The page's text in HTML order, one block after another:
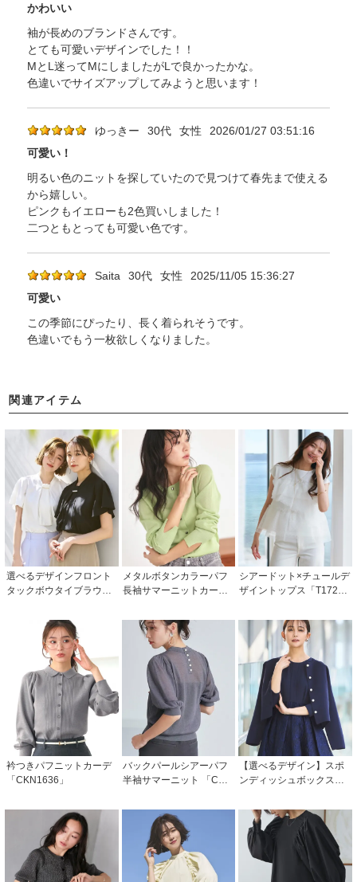
かわいい
袖が長めのブランドさんです。
とても可愛いデザインでした！！
MとL迷ってMにしましたがLで良かったかな。
色違いでサイズアップしてみようと思います！
ゆっきー 30代 女性
2026/01/27 03:51:16
可愛い！
明るい色のニットを探していたので見つけて春先まで使える
から嬉しい。
ピンクもイエローも2色買いしました！
二つともとっても可愛い色です。
Saita 30代 女性
2025/11/05 15:36:27
可愛い
この季節にぴったり、長く着られそうです。
色違いでもう一枚欲しくなりました。
関連アイテム
選べるデザインフロント
タックボウタイブラウス
勤・ビジネス・オフィス
シーン対応
メタルボタンカラーパフ
長袖サマーニットカーデ
シアードット×チュールデ
ザイントップス「T172
ジネス・オフィスシーン
対応
衿つきパフニットカーデ
「CKN1636」
バックパールシアーパフ
半袖サマーニット 「CKN
【選べるデザイン】スポ
ンディッシュボックス長
ガン 「CKN1504」